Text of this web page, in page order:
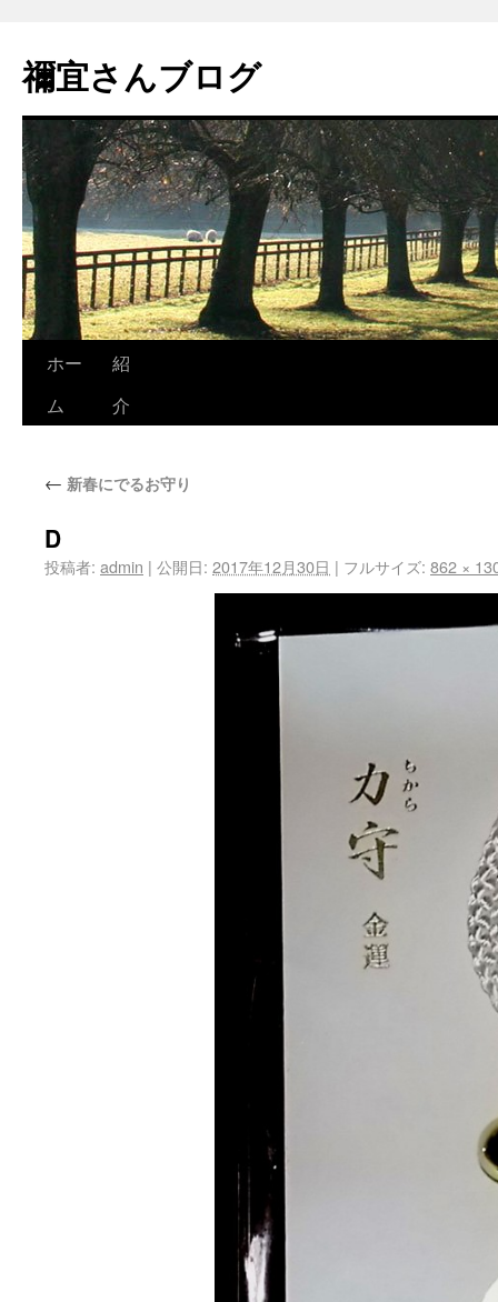
禰宜さんブログ
ホー
ム
紹
介
← 新春にでるお守り
D
投稿者: admin | 公開日: 2017年12月30日 | フルサイズ: 862 ×